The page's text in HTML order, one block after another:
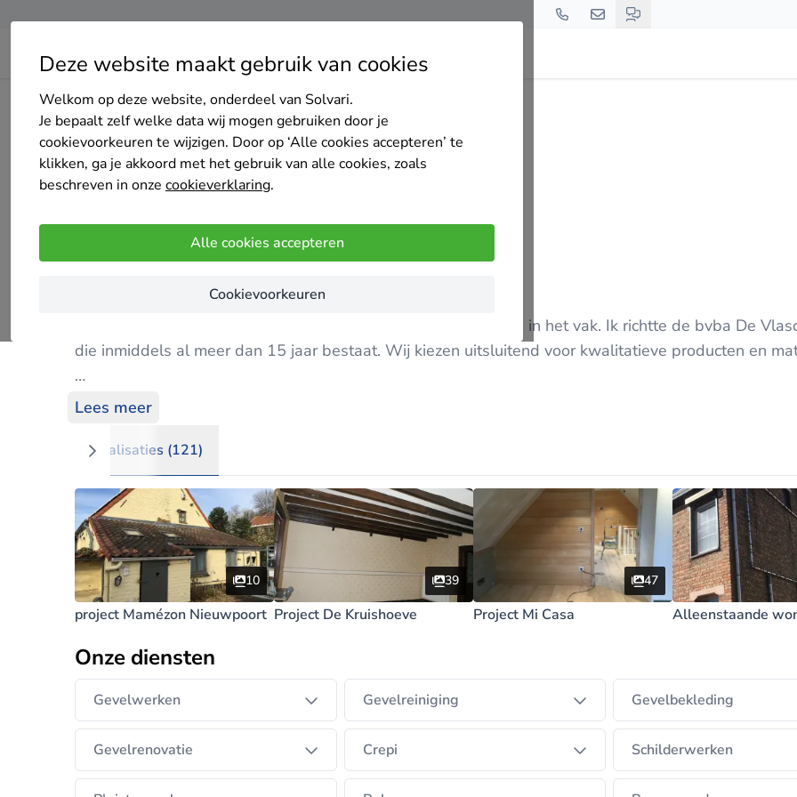
Deze website maakt gebruik van cookies
Welkom op deze website, onderdeel van Solvari.
Je bepaalt zelf welke data wij mogen gebruiken door je
cookievoorkeuren te wijzigen. Door op ‘Alle cookies accepteren’ te
klikken, ga je akkoord met het gebruik van alle cookies, zoals
beschreven in onze cookieverklaring.
Alle cookies accepteren
Cookievoorkeuren
Home Bedrijven overzicht Decoratie Daneels Dirk
Decoratie Daneels Dirk
4.7/5
(6 reviews)
Mijn naam is Daneels Dirk en ik heb meer dan 25 jaar ervaring in het vak. Ik richtte de bvba De
die inmiddels al meer dan 15 jaar bestaat. Wij kiezen uitsluitend voor kwalitatieve producten en
Een offerte wordt vrijblijvend opgesteld na het bezichtigen en opmeten van de uit te voeren werken.
Lees meer
Realisaties (121)
10
project Mamézon Nieuwpoort
39
Project De Kruishoeve
47
Project Mi Casa Alleenstaande
Onze diensten
Gevelwerken Gevelreiniging Gevelbekleding
Gevelrenovatie Crepi Schilderwerken